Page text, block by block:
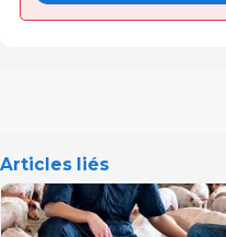
Articles liés